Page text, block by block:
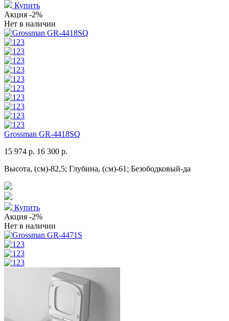
Купить
Акция -2%
Нет в наличии
Grossman GR-4418SQ
15 974 р. 16 300 р.
Высота, (см)-82,5; Глубина, (см)-61; Безободковый-да
Купить
Акция -2%
Нет в наличии